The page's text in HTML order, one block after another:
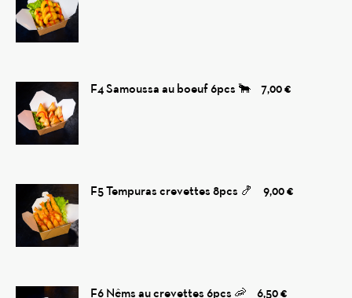
F4 Samoussa au boeuf 6pcs 🐂 7,00 €
F5 Tempuras crevettes 8pcs 🍤 9,00 €
F6 Nêms au crevettes 6pcs 🦐 6,50 €